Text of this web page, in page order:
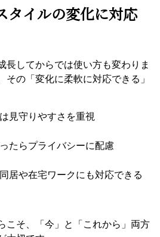
タイルの変化に対応
長してからでは使い方も変わりま
その「変化に柔軟に対応できる」
見守りやすさを重視
たらプライバシーに配慮
居や在宅ワークにも対応できる
こそ、「今」と「これから」両方